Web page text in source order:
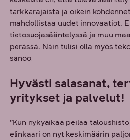
tarkkarajaista ja oikein
mahdollistaa uudet innovaatiot.
tietosuojasääntelyssä ja muu
perässä. Näin tulisi olla myös
sanoo.
Hyvästi salasanat,
yritykset ja palvelut!
”Kun nykyaikaa peilaa
elinkaari on nyt keskimäärin